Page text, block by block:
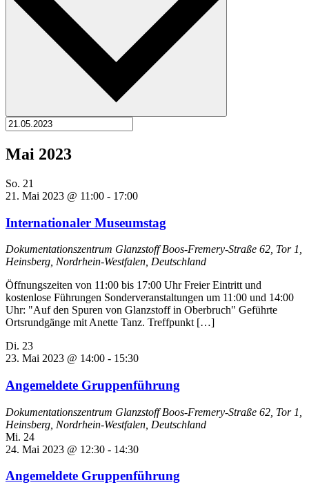
Mai 2023
So. 21
21. Mai 2023 @ 11:00 - 17:00
Internationaler Museumstag
Dokumentationszentrum GlanzstoffBoos-Fremery-Straße 62, Tor 1,
Heinsberg, Nordrhein-Westfalen, Deutschland
Öffnungszeiten von 11:00 bis 17:00 Uhr Freier Eintritt und
kostenlose Führungen Sonderveranstaltungen um 11:00 und 14:00
Uhr: "Auf den Spuren von Glanzstoff in Oberbruch" Geführte
Ortsrundgänge mit Anette Tanz. Treffpunkt […]
Di. 23
23. Mai 2023 @ 14:00 - 15:30
Angemeldete Gruppenführung
Dokumentationszentrum GlanzstoffBoos-Fremery-Straße 62, Tor 1,
Heinsberg, Nordrhein-Westfalen, Deutschland
Mi. 24
24. Mai 2023 @ 12:30 - 14:30
Angemeldete Gruppenführung